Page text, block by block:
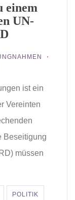
einem
UN-
ist ein
Vereinten
Beseitigung
müssen
POLITIK